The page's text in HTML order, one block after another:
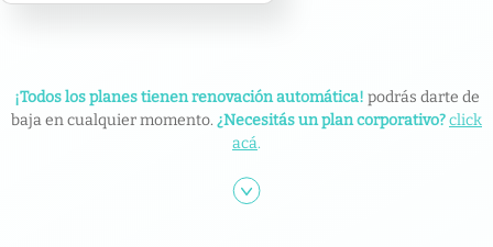
¡Todos los planes tienen renovación automática! podrás darte de
baja en cualquier momento. ¿Necesitás un plan corporativo?click
acá.